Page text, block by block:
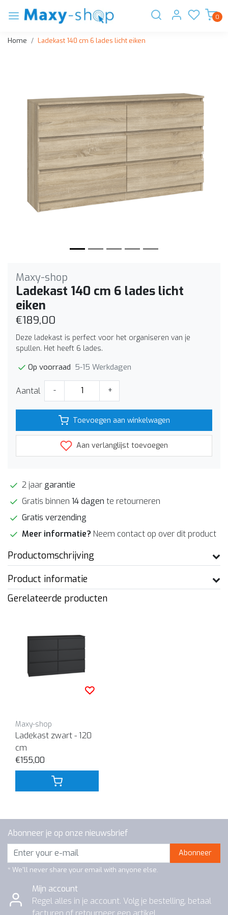
0
Home Ladekast 140 cm 6 lades licht eiken
Vorige
Maxy-shop
Ladekast 140 cm 6 lades licht
eiken
€189,00
Deze ladekast is perfect voor het organiseren van je
spullen. Het heeft 6 lades.
Op voorraad 5-15 Werkdagen
Aantal - +
Toevoegen aan winkelwagen
Aan verlanglijst toevoegen
2 jaar garantie
Gratis binnen 14 dagen te retourneren
Gratis verzending
Meer informatie? Neem contact op over dit product
Productomschrijving
Product informatie
Gerelateerde producten
Maxy-shop
Ladekast zwart - 120
cm
€155,00
Abonneer je op onze nieuwsbrief
Abonneer
* We'll never share your email with anyone else.
Mijn account
Regel alles in je account. Volg je bestelling, betaal